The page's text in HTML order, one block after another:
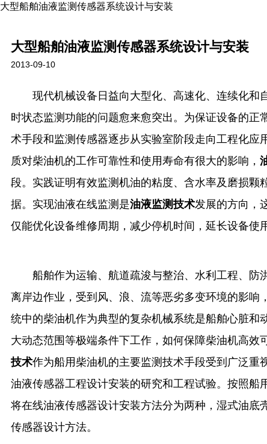
大型船舶油液监测传感器系统设计与安装
大型船舶油液监测传感器系统设计与安装
2013-09-10
现代机械设备日益向大型化、高速化、连续化和
时状态监测功能的问题愈来愈突出。为保证设备的
术手段和监测传感器逐步从实验室阶段走向工程化应
质对柴油机的工作可靠性和使用寿命有很大的影响，
段。实践证明有效监测机油的粘度、含水率及磨损颗
据。实现油液在线监测是油液监测技术发展的方向，
仅能优化设备维修周期，减少停机时间，延长设备使
船舶作为运输、航道疏浚与整治、水利工程、防
离岸边作业，受到风、浪、流等恶劣多变环境的影
统中的柴油机作为典型的复杂机械系统是船舶心脏和
大动态范围等极端条件下工作，如何保障柴油机高效
技术作为船用柴油机的主要监测技术手段受到广泛
油液传感器工程设计安装的研究和工程试验。按照
将在线油液传感器设计安装方法分为两种，湿式油底
传感器设计方法。